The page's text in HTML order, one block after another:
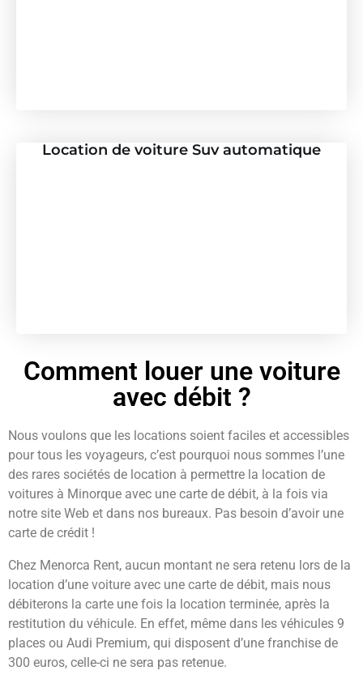
Location de voiture Suv automatique
Comment louer une voiture
avec débit ?
Nous voulons que les locations soient faciles et accessibles
pour tous les voyageurs, c’est pourquoi nous sommes l’une
des rares sociétés de location à permettre la location de
voitures à Minorque avec une carte de débit, à la fois via
notre site Web et dans nos bureaux. Pas besoin d’avoir une
carte de crédit !
Chez Menorca Rent, aucun montant ne sera retenu lors de la
location d’une voiture avec une carte de débit, mais nous
débiterons la carte une fois la location terminée, après la
restitution du véhicule. En effet, même dans les véhicules 9
places ou Audi Premium, qui disposent d’une franchise de
300 euros, celle-ci ne sera pas retenue.